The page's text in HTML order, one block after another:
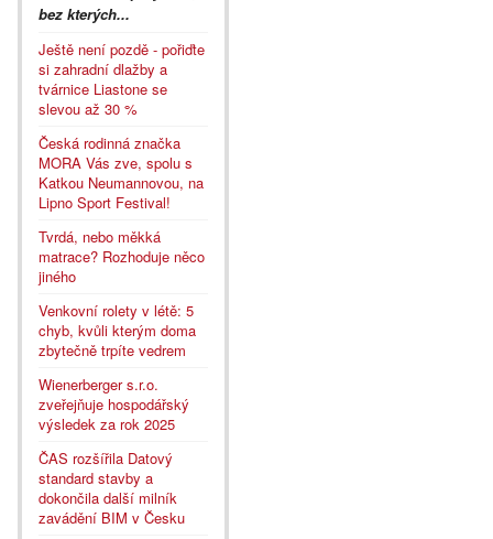
bez kterých...
Ještě není pozdě - pořiďte
si zahradní dlažby a
tvárnice Liastone se
slevou až 30 %
Česká rodinná značka
MORA Vás zve, spolu s
Katkou Neumannovou, na
Lipno Sport Festival!
Tvrdá, nebo měkká
matrace? Rozhoduje něco
jiného
Venkovní rolety v létě: 5
chyb, kvůli kterým doma
zbytečně trpíte vedrem
Wienerberger s.r.o.
zveřejňuje hospodářský
výsledek za rok 2025
ČAS rozšířila Datový
standard stavby a
dokončila další milník
zavádění BIM v Česku